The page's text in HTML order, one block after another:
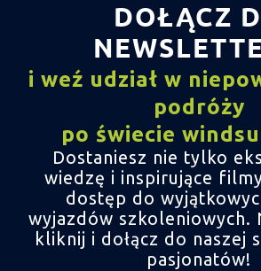
DOŁĄCZ
i weź udział w
podróży
po świecie
Dostaniesz nie tylko
wiedzę i inspirujące
dostęp do
wyjazdów szkoleniowych.
kliknij i dołącz do naszej
pasjonatów!